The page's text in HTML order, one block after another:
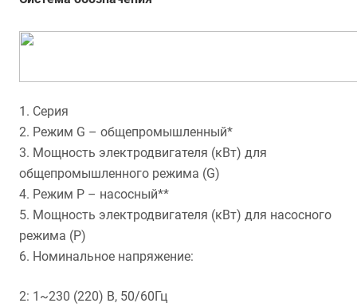
1. Серия
2. Режим G – общепромышленный*
3. Мощность электродвигателя (кВт) для
общепромышленного режима (G)
4. Режим P – насосный**
5. Мощность электродвигателя (кВт) для насосного
режима (P)
6. Номинальное напряжение:
2: 1~230 (220) В, 50/60Гц